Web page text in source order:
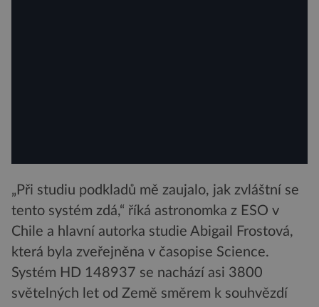
„Při studiu podkladů mě zaujalo, jak zvláštní se
tento systém zdá,“ říká astronomka z ESO v
Chile a hlavní autorka studie Abigail Frostová,
která byla zveřejněna v časopise Science.
Systém HD 148937 se nachází asi 3800
světelných let od Země směrem k souhvězdí